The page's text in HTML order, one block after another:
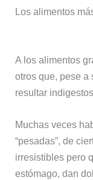
Los alimentos
A los alimentos
otros que, pese
resultar
Muchas veces
“pesadas”, de
irresistibles pero
estómago, dan